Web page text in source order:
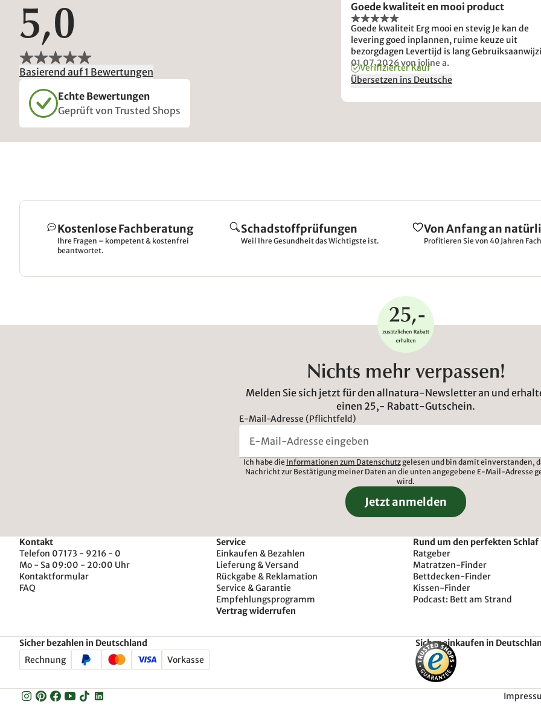
5,0
Basierend auf 1 Bewertungen
Echte Bewertungen
Geprüft von Trusted Shops
Goede kwaliteit en mooi product
Goede kwaliteit Erg mooi en stevig Je kan de
levering goed inplannen, ruime keuze uit
bezorgdagen Levertijd is lang Gebruiksaanwijzing
niet heel duidelijk Schroeven zaten los in doos
kapot was, gelukkig alleen een paar missende
inserts)
01.07.2026von joline a.
Verifizierter Kauf
Übersetzen ins Deutsche
Kostenlose Fachberatung
Ihre Fragen – kompetent & kostenfrei
beantwortet.
Schadstoffprüfungen
Weil Ihre Gesundheit das Wichtigste ist.
Von Anfang an
Profitieren Sie von 40 Jahren
Nichts mehr verpassen!
Melden Sie sich jetzt für den allnatura-Newsletter an und
einen 25,- Rabatt-Gutschein.
E-Mail-Adresse (Pflichtfeld)
Ich habe die Informationen zum Datenschutzgelesen und bin damit einverstanden,
Nachricht zur Bestätigung meiner Daten an die unten angegebene E-Mail-Adresse
wird.
Jetzt anmelden
Kontakt
Telefon 07173 - 9216 - 0
Mo - Sa 09:00 - 20:00 Uhr
Kontaktformular
FAQ
Service
Einkaufen & Bezahlen
Lieferung & Versand
Rückgabe & Reklamation
Service & Garantie
Empfehlungsprogramm
Vertrag widerrufen
Rund um den perfekten Schlaf
Ratgeber
Matratzen-Finder
Bettdecken-Finder
Kissen-Finder
Podcast: Bett am Strand
Sicher bezahlen in Deutschland
Rechnung
Vorkasse
Sicher einkaufen in